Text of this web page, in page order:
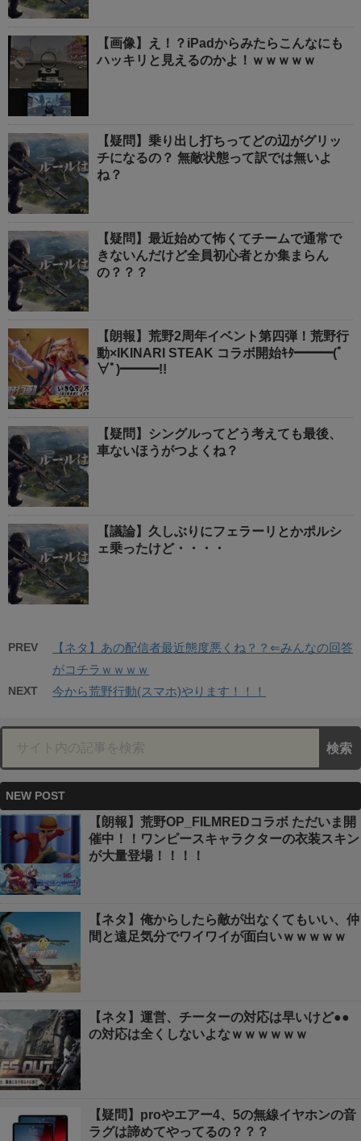
【画像】え！？iPadからみたらこんなにも
ハッキリと見えるのかよ！ｗｗｗｗｗ
【疑問】乗り出し打ちってどの辺がグリッ
チになるの？ 無敵状態って訳では無いよ
ね？
【疑問】最近始めて怖くてチームで通常で
きないんだけど全員初心者とか集まらん
の？？？
【朗報】荒野2周年イベント第四弾！荒野行
動×IKINARI STEAK コラボ開始ｷﾀ━━━(ﾟ
∀ﾟ)━━━!!
【疑問】シングルってどう考えても最後、
車ないほうがつよくね？
【議論】久しぶりにフェラーリとかポルシ
ェ乗ったけど・・・・
PREV
【ネタ】あの配信者最近態度悪くね？？⇐みんなの回答
がコチラｗｗｗｗ
NEXT 今から荒野行動(スマホ)やります！！！
NEW POST
【朗報】荒野OP_FILMREDコラボ ただいま開
催中！！ワンピースキャラクターの衣装スキン
が大量登場！！！！
【ネタ】俺からしたら敵が出なくてもいい、仲
間と遠足気分でワイワイが面白いｗｗｗｗｗ
【ネタ】運営、チーターの対応は早いけど●●
の対応は全くしないよなｗｗｗｗｗｗ
【疑問】proやエアー4、5の無線イヤホンの音
ラグは諦めてやってるの？？？